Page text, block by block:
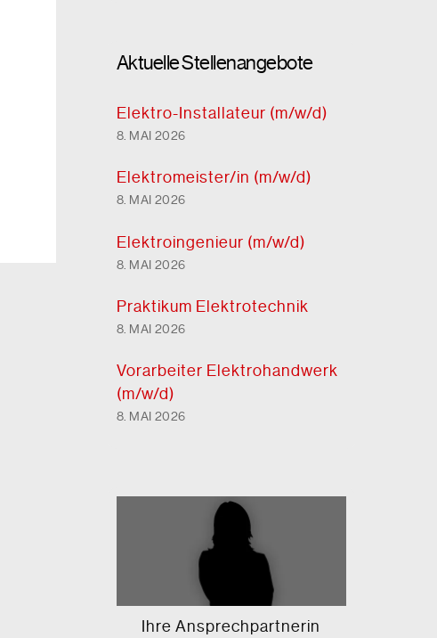
Aktuelle Stellenangebote
Elektro-Installateur (m/w/d)
8. MAI 2026
Elektromeister/in (m/w/d)
8. MAI 2026
Elektroingenieur (m/w/d)
8. MAI 2026
Praktikum Elektrotechnik
8. MAI 2026
Vorarbeiter Elektrohandwerk
(m/w/d)
8. MAI 2026
Ihre Ansprechpartnerin